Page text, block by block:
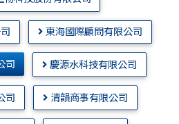
東海國際顧問有限公司
司 慶源水科技有限公司
司 清韻商事有限公司